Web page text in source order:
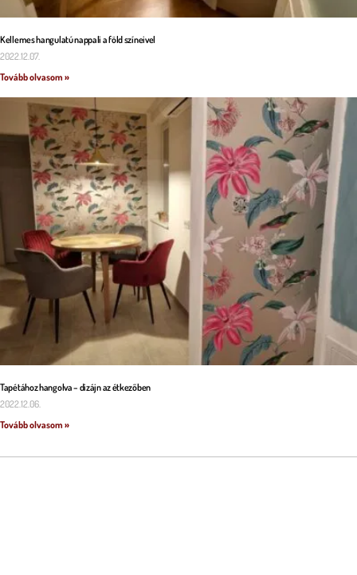
Kellemes hangulatú nappali a föld színeivel
2022.12.07.
Tovább olvasom »
Tapétához hangolva – dizájn az étkezőben
2022.12.06.
Tovább olvasom »